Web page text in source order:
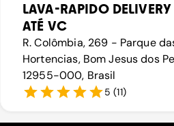
LAVA-RAPIDO
ATÉ VC
R. Colômbia, 269 - Parque
Hortencias, Bom Jesus dos
12955-000, Brasil
5 (11)